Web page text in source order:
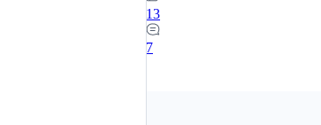
13
7